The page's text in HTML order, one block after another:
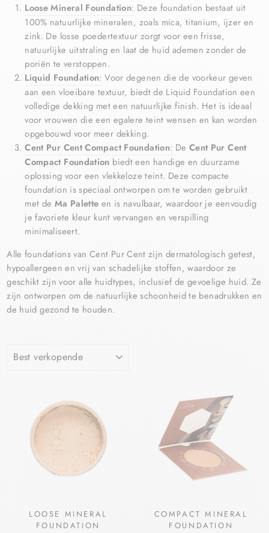
Loose Mineral Foundation: Deze foundation bestaat uit
100% natuurlijke mineralen, zoals mica, titanium, ijzer en
zink. De losse poedertextuur zorgt voor een frisse,
natuurlijke uitstraling en laat de huid ademen zonder de
poriën te verstoppen.
Liquid Foundation: Voor degenen die de voorkeur geven
aan een vloeibare textuur, biedt de Liquid Foundation een
volledige dekking met een natuurlijke finish. Het is ideaal
voor vrouwen die een egalere teint wensen en kan worden
opgebouwd voor meer dekking.
Cent Pur Cent Compact Foundation: De Cent Pur Cent
Compact Foundation biedt een handige en duurzame
oplossing voor een vlekkeloze teint. Deze compacte
foundation is speciaal ontworpen om te worden gebruikt
met de Ma Palette en is navulbaar, waardoor je eenvoudig
je favoriete kleur kunt vervangen en verspilling
minimaliseert.
Alle foundations van Cent Pur Cent zijn dermatologisch getest,
hypoallergeen en vrij van schadelijke stoffen, waardoor ze
geschikt zijn voor alle huidtypes, inclusief de gevoelige huid. Ze
zijn ontworpen om de natuurlijke schoonheid te benadrukken en
de huid gezond te houden.
LOOSE MINERAL
FOUNDATION
COMPACT MINERAL
FOUNDATION